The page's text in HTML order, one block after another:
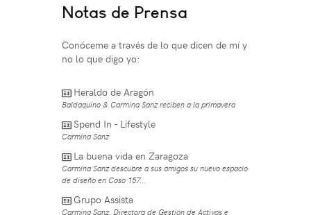
Notas de Prensa
Conóceme a través de lo que dicen de mí y
no lo que digo yo:
Heraldo de Aragón
Baldaquino & Carmina Sanz reciben a la primavera
Spend In - Lifestyle
Carmina Sanz
La buena vida en Zaragoza
Carmina Sanz descubre a sus amigos su nuevo espacio
de diseño en Coso 157...
Grupo Assista
Carmina Sanz, Directora de Gestión de Activos e